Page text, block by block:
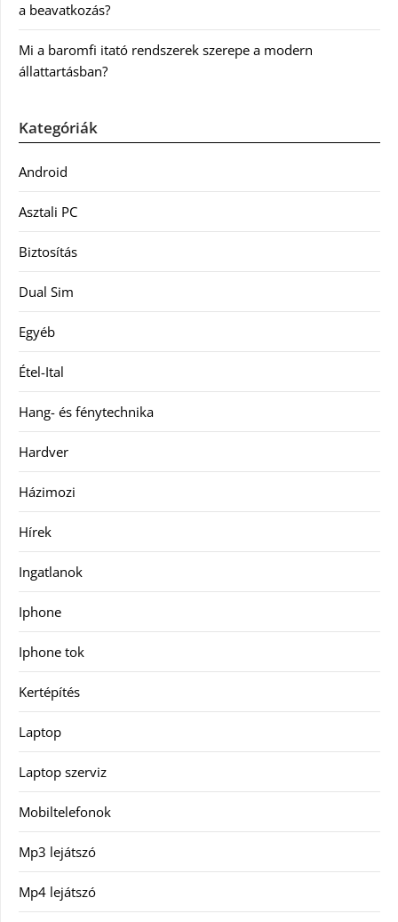
a beavatkozás?
Mi a baromfi itató rendszerek szerepe a modern
állattartásban?
Kategóriák
Android
Asztali PC
Biztosítás
Dual Sim
Egyéb
Étel-Ital
Hang- és fénytechnika
Hardver
Házimozi
Hírek
Ingatlanok
Iphone
Iphone tok
Kertépítés
Laptop
Laptop szerviz
Mobiltelefonok
Mp3 lejátszó
Mp4 lejátszó